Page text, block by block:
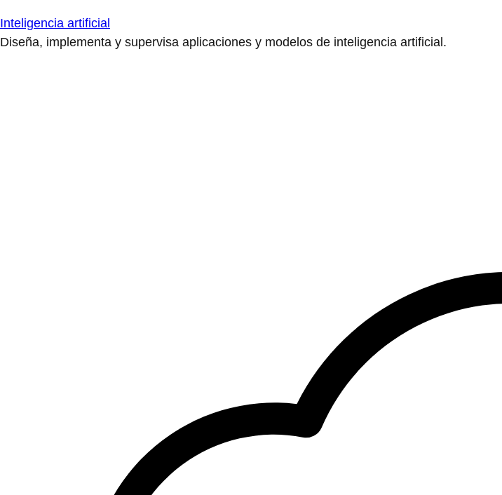
Inteligencia artificial
Diseña, implementa y supervisa aplicaciones y modelos de inteligencia artificial.